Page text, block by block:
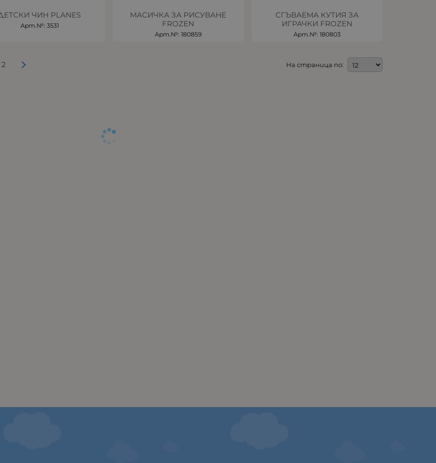
ЧИН PLANES
Арт.№: 3531
МАСИЧКА ЗА РИСУВАНЕ
FROZEN
Арт.№: 180859
СГЪВАЕМА КУТИЯ ЗА
ИГРАЧКИ FROZEN
Арт.№: 180803
2 На страница по: